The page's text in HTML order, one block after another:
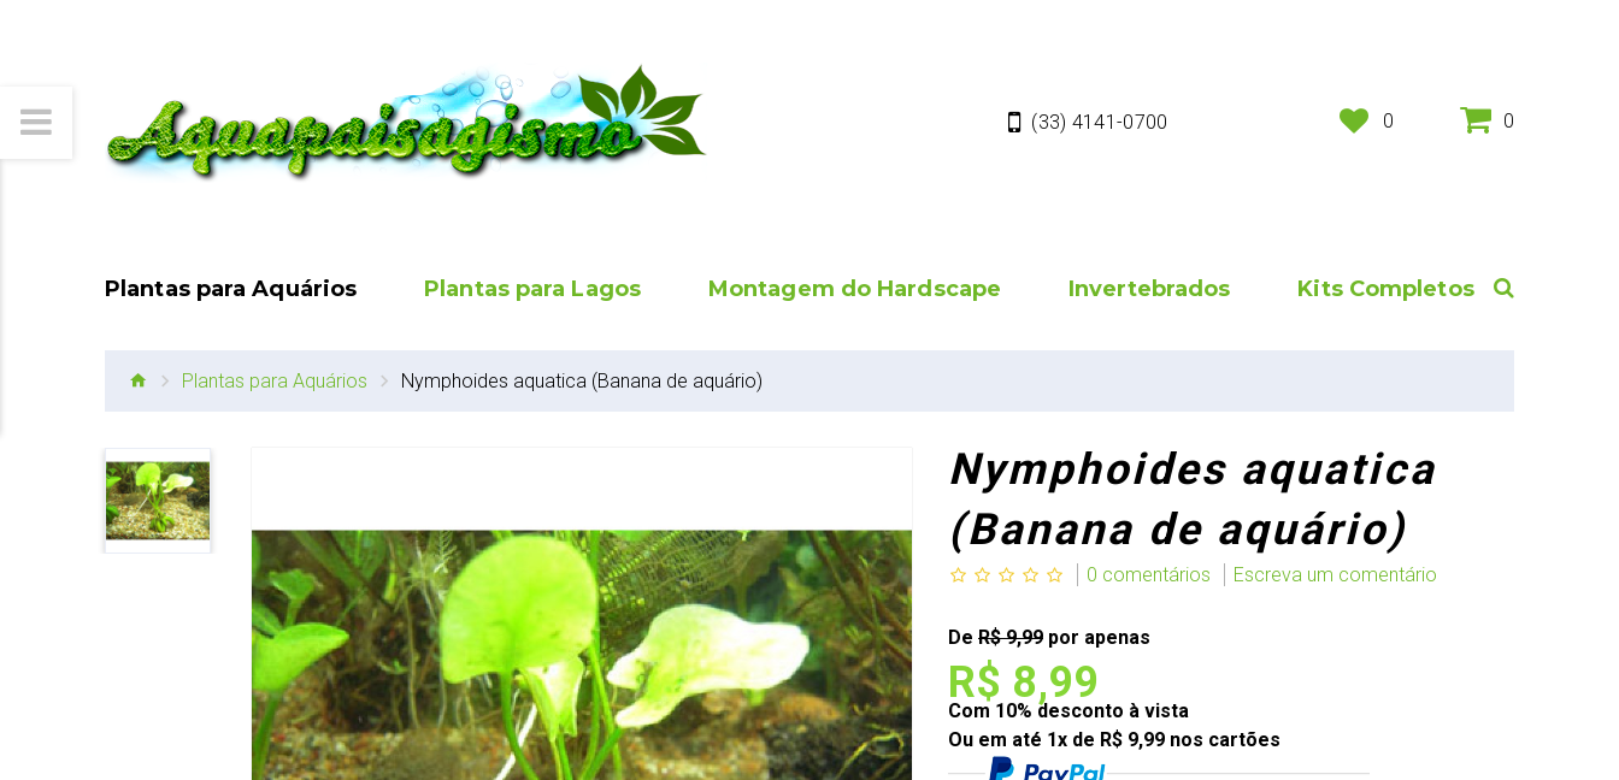
(33) 4141-0700 0 0
Plantas para Aquários Plantas para Lagos Montagem do Hardscape Invertebrados Kits Completos
Plantas para Aquários Nymphoides aquatica (Banana de aquário)
Nymphoides aquatica
(Banana de aquário)
0 comentários Escreva um comentário
De R$ 9,99 por apenas
R$ 8,99
Com 10% desconto à vista
Ou em até 1x de R$ 9,99 nos cartões